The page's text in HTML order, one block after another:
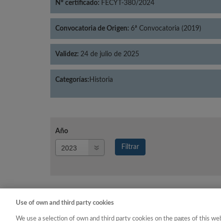
Nº certificado: FECYT-380/2024
Convocatoria de Origen: 6ª Convocatoria (2019)
Validez: 24 de julio de 2025
Categorías: Historia
Año
Filtrar
Año
Use of own and third party cookies
We use a selection of own and third party cookies on the pages of this